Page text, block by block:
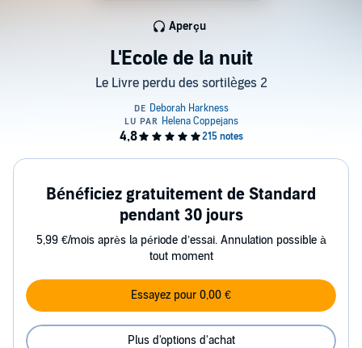
L'Ecole de la nuit
Le Livre perdu des sortilèges 2
Aperçu
Bénéficiez gratuitement de Standard
pendant 30 jours
5,99 €/mois après la période d’essai. Annulation possible à
tout moment
Essayez pour 0,00 €
Plus d'options d'achat